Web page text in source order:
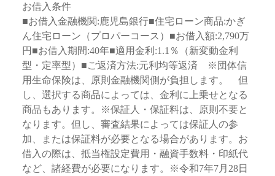
お借入条件
■お借入金融機関:鹿児島銀行■住宅ローン商品:かぎ
ん住宅ローン（プロパーコース）■お借入額:2,790万
円■お借入期間:40年■適用金利:1.1％（新変動金利
型・定率型）■ご返済方法:元利均等返済 ※団体信
用生命保険は、原則金融機関側が負担します。 但
し、選択する商品によっては、金利に上乗せとなる
商品もあります。※保証人・保証料は、原則不要と
なります。但し、審査結果によっては保証人の参
加、または保証料が必要となる場合があります。お
借入の際は、抵当権設定費用・融資手数料・印紙代
など、諸経費が必要になります。※令和7年7月28日